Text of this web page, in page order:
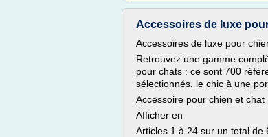
Accessoires de luxe
Accessoires de luxe pour
Retrouvez une gamme
pour chats : ce sont 700
sélectionnés, le chic à une
Accessoire pour chien et chat
Afficher en
Articles 1 à 24 sur un total de